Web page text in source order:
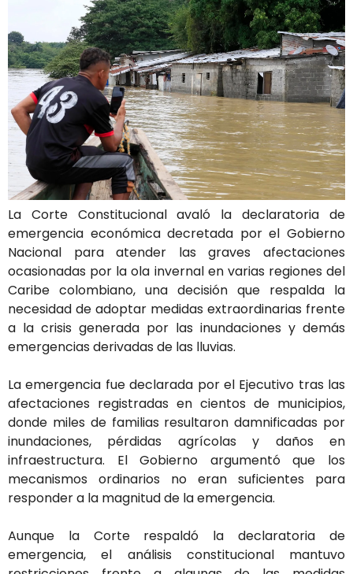
La Corte Constitucional avaló la declaratoria de
emergencia económica decretada por el Gobierno
Nacional para atender las graves afectaciones
ocasionadas por la ola invernal en varias regiones del
Caribe colombiano, una decisión que respalda la
necesidad de adoptar medidas extraordinarias frente
a la crisis generada por las inundaciones y demás
emergencias derivadas de las lluvias.
La emergencia fue declarada por el Ejecutivo tras las
afectaciones registradas en cientos de municipios,
donde miles de familias resultaron damnificadas por
inundaciones, pérdidas agrícolas y daños en
infraestructura. El Gobierno argumentó que los
mecanismos ordinarios no eran suficientes para
responder a la magnitud de la emergencia.
Aunque la Corte respaldó la declaratoria de
emergencia, el análisis constitucional mantuvo